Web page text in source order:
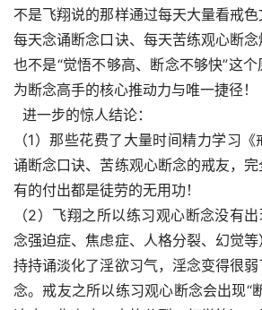
不是飞翔说的那样通过每天大量看戒色
每天念诵断念口诀、每天苦练观心断
也不是“觉悟不够高、断念不够快”这
为断念高手的核心推动力与唯一捷径！
进一步的惊人结论：
（1）那些花费了大量时间精力学习
诵断念口诀、苦练观心断念的戒友，
有的付出都是徒劳的无用功！
（2）飞翔之所以练习观心断念没有
念强迫症、焦虑症、人格分裂、幻觉
持持诵淡化了淫欲习气，淫念变得很
念。戒友之所以练习观心断念会出现“